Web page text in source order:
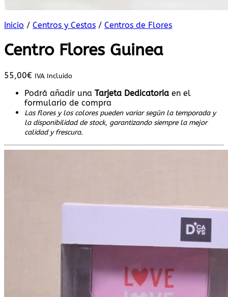
Inicio / Centros y Cestas / Centros de Flores
Centro Flores Guinea
55,00€ IVA Incluido
Podrá añadir una Tarjeta Dedicatoria en el
formulario de compra
Las flores y los colores pueden variar según la temporada y
la disponibilidad de stock, garantizando siempre la mejor
calidad y frescura.